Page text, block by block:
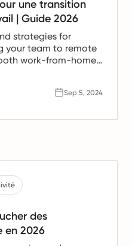
une transition
| Guide 2026
strategies for
your team to remote
work-from-home
Sep 5, 2024
des
en 2026